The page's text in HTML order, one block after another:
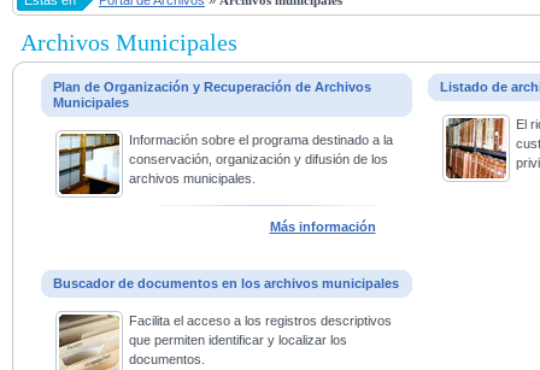
Archivos Municipales
Plan de Organización y Recuperación de Archivos
Municipales
Información sobre el programa destinado a la
conservación, organización y difusión de los
archivos municipales.
Más información
Listado de
El
Buscador de documentos en los archivos municipales
Facilita el acceso a los registros descriptivos
que permiten identificar y localizar los
documentos.